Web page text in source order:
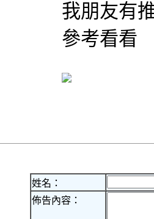
我朋友有
參考看看
姓名：
佈告內容：